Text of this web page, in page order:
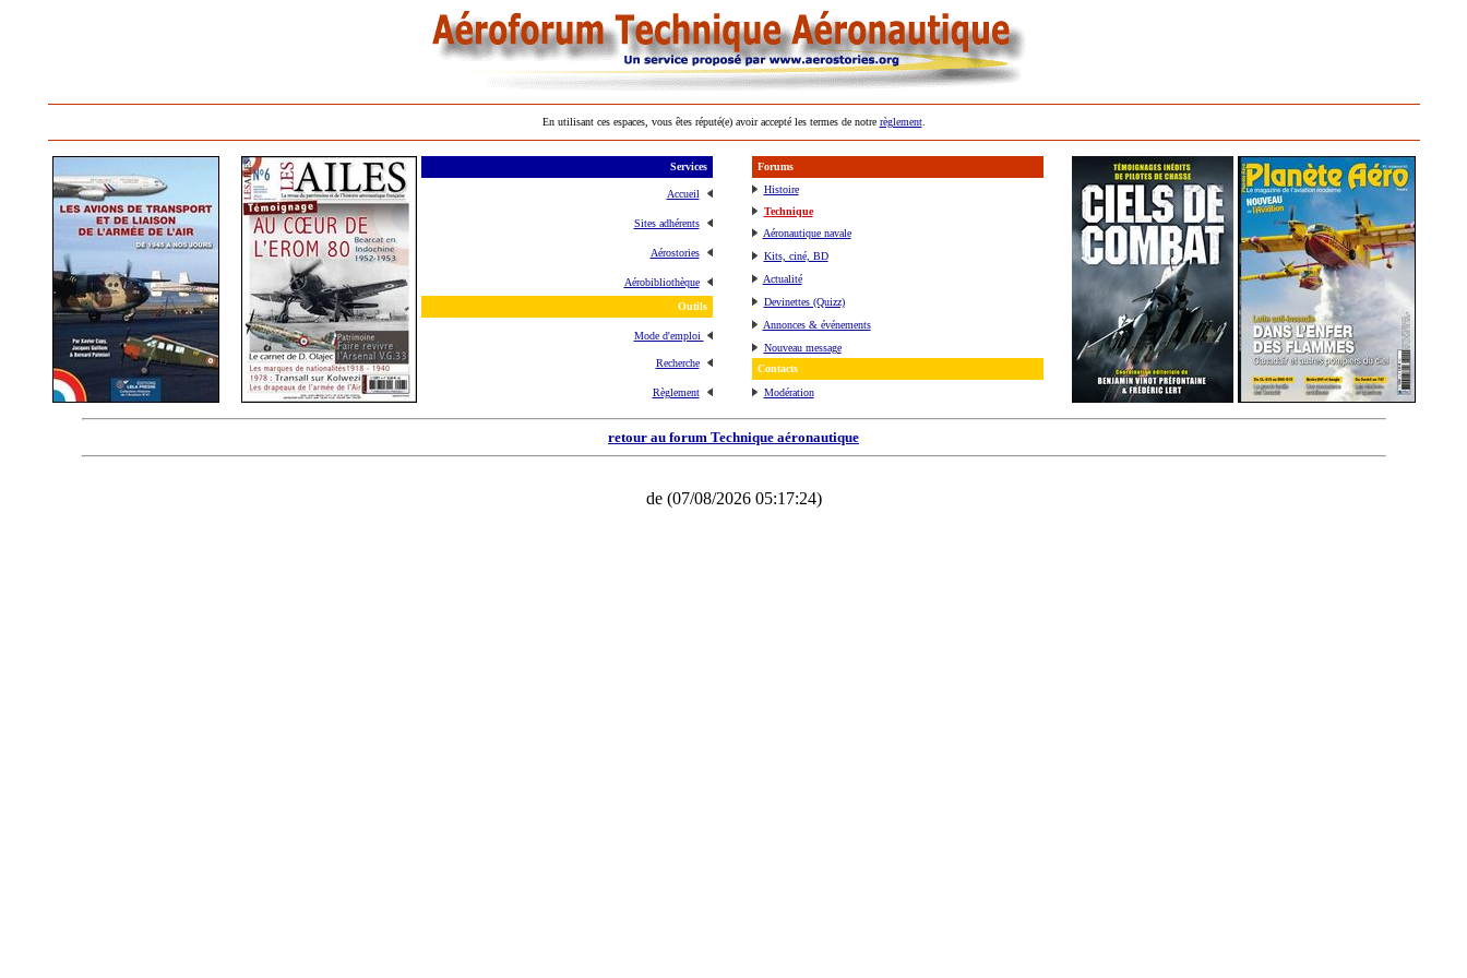
En utilisant ces espaces, vous êtes réputé(e) avoir accepté les termes de notre règlement.
Services
Accueil
Sites adhérents
Aérostories
Aérobibliothèque
Outils
Mode d'emploi
Recherche
Règlement
Forums
Histoire
Technique
Aéronautique navale
Kits, ciné, BD
Actualité
Devinettes (Quizz)
Annonces & événements
Nouveau message
Contacts
Modération
retour au forum Technique aéronautique
de (07/08/2026 05:17:24)